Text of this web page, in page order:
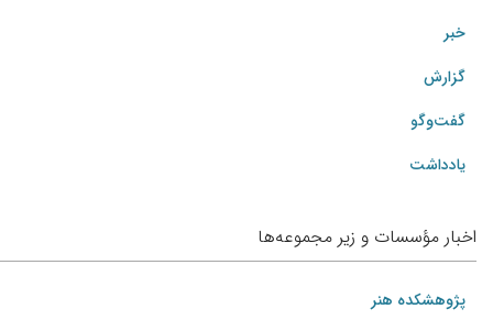
خبر
گزارش
گفت‌وگو
یادداشت
اخبار مؤسسات و زیر مجموعه‌ها
پژوهشکده هنر